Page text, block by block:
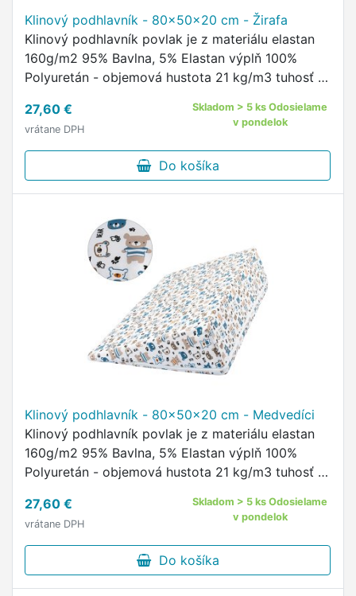
Klinový podhlavník - 80x50x20 cm - Žirafa
Klinový podhlavník povlak je z materiálu elastan
160g/m2 95% Bavlna, 5% Elastan výplň 100%
Polyuretán - objemová hustota 21 kg/m3 tuhosť -
povlaku prania …
27,60 €
vrátane DPH
Skladom > 5 ks Odosielame
v pondelok
Do košíka
Klinový podhlavník - 80x50x20 cm - Medvedíci
Klinový podhlavník povlak je z materiálu elastan
160g/m2 95% Bavlna, 5% Elastan výplň 100%
Polyuretán - objemová hustota 21 kg/m3 tuhosť -
povlaku prania …
27,60 €
vrátane DPH
Skladom > 5 ks Odosielame
v pondelok
Do košíka